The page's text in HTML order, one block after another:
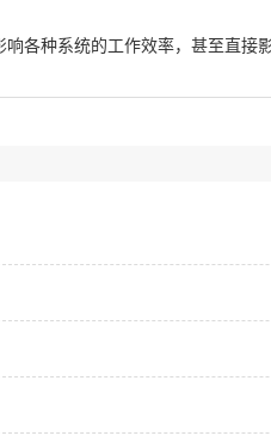
各种系统的工作效率，甚至直接